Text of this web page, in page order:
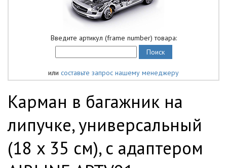
Введите артикул (frame number) товара:
или составьте запрос нашему менеджеру
Карман в багажник на
липучке, универсальный
(18 x 35 см), с адаптером